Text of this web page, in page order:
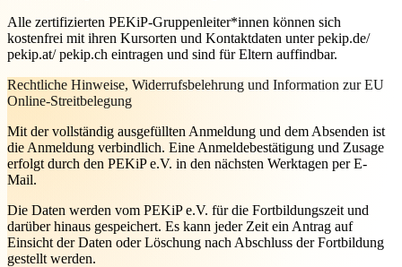
Alle zertifizierten PEKiP-Gruppenleiter*innen können sich
kostenfrei mit ihren Kursorten und Kontaktdaten unter pekip.de/
pekip.at/ pekip.ch eintragen und sind für Eltern auffindbar.
Rechtliche Hinweise, Widerrufsbelehrung und Information zur EU
Online-Streitbelegung
Mit der vollständig ausgefüllten Anmeldung und dem Absenden ist
die Anmeldung verbindlich. Eine Anmeldebestätigung und Zusage
erfolgt durch den PEKiP e.V. in den nächsten Werktagen per E-
Mail.
Die Daten werden vom PEKiP e.V. für die Fortbildungszeit und
darüber hinaus gespeichert. Es kann jeder Zeit ein Antrag auf
Einsicht der Daten oder Löschung nach Abschluss der Fortbildung
gestellt werden.